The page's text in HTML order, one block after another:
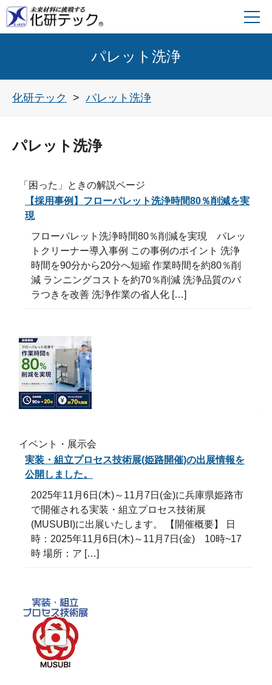
パレット洗浄
化研テック パレット洗浄
パレット洗浄
「困った」ときの解説ページ
【採用事例】フローパレット洗浄時間80％削減を実
現
フローパレット洗浄時間80％削減を実現 パレッ
トクリーナー導入事例 この事例のポイント 洗浄
時間を90分から20分へ短縮 作業時間を約80％削
減 ランニングコストを約70％削減 洗浄品質のバ
ラつきを改善 洗浄作業の省人化 […]
イベント・展示会
実装・組立プロセス技術展(姫路開催)の出展情報を
公開しました。
2025年11月6日(木)～11月7日(金)に兵庫県姫路市
で開催される実装・組立プロセス技術展
(MUSUBI)に出展いたします。 【開催概要】 日
時：2025年11月6日(木)～11月7日(金) 10時~17
時 場所：ア […]